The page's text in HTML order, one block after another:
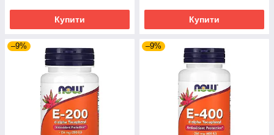
Купити Купити
–9% –9%